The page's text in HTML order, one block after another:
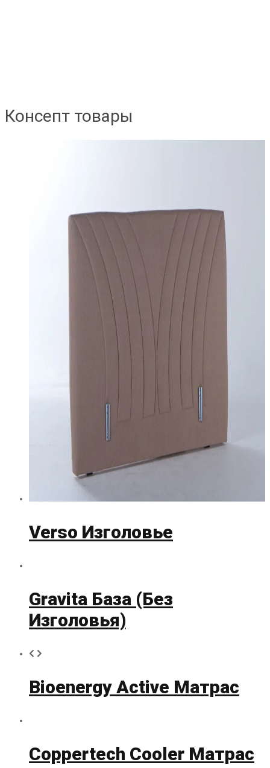
Консепт товары
Verso Изголовье
Gravita База (Без
Изголовья)
Bioenergy Active Матрас
Coppertech Cooler Матрас